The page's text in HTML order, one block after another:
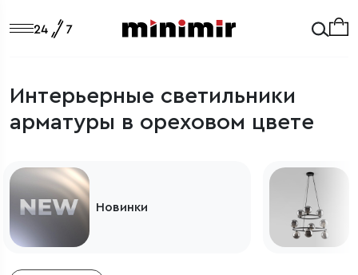
Интерьерные светильники
арматуры в ореховом цвете
Новинки